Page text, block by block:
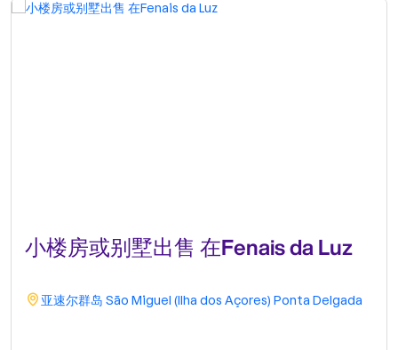
小楼房或别墅出售 在Fenais da Luz
亚速尔群岛 São Miguel (Ilha dos Açores) Ponta Delgada